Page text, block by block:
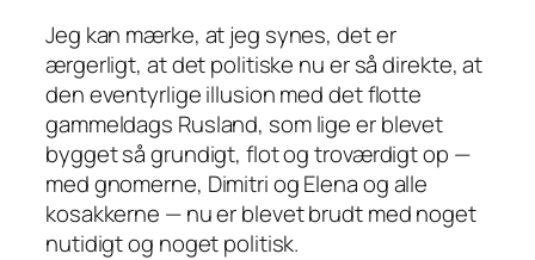
Jeg kan mærke, at jeg synes, det er
ærgerligt, at det politiske nu er så direkte, at
den eventyrlige illusion med det flotte
gammeldags Rusland, som lige er blevet
bygget så grundigt, flot og troværdigt op —
med gnomerne, Dimitri og Elena og alle
kosakkerne — nu er blevet brudt med noget
nutidigt og noget politisk.